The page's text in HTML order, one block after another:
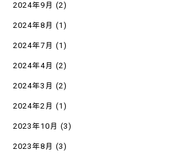
2024年9月 (2)
2024年8月 (1)
2024年7月 (1)
2024年4月 (2)
2024年3月 (2)
2024年2月 (1)
2023年10月 (3)
2023年8月 (3)